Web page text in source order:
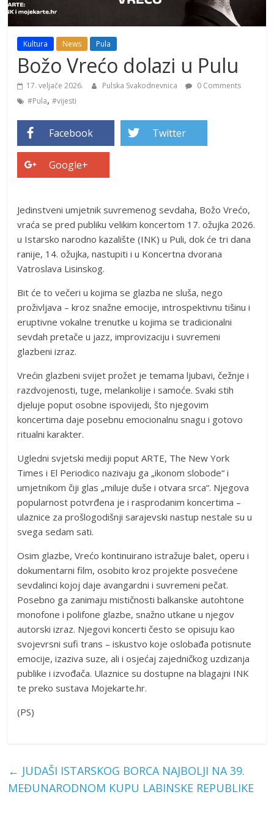
Kultura News Pula
Božo Vrećo dolazi u Pulu
17. veljače 2026. Pulska Svakodnevnica
0 Comments
#Pula,#vijesti
Facebook Twitter
Google+
Jedinstveni umjetnik suvremenog sevdaha, Božo Vrećo,
vraća se pred publiku velikim koncertom 17. ožujka 2026.
u Istarsko narodno kazalište (INK) u Puli, dok će tri dana
ranije, 14. ožujka, nastupiti i u Koncertna dvorana
Vatroslava Lisinskog.
Bit će to večeri u kojima se glazba ne sluša, nego
proživljava – kroz snažne emocije, introspektivnu tišinu i
eruptivne vokalne trenutke u kojima se tradicionalni
sevdah pretače u jazz, improvizaciju i suvremeni
glazbeni izraz.
Vrećin glazbeni svijet prožet je temama ljubavi, čežnje i
razdvojenosti, tuge, melankolije i samoće. Svaki stih
djeluje poput osobne ispovijedi, što njegovim
koncertima daje posebnu emocionalnu snagu i gotovo
ritualni karakter.
Ugledni svjetski mediji poput ARTE, The New York
Times i El Periodico nazivaju ga „ikonom slobode“ i
umjetnikom čiji glas „miluje duše i otvara srca“. Njegova
popularnost potvrđena je i rasprodanim koncertima –
ulaznice za prošlogodišnji sarajevski nastup nestale su u
svega sedam sati.
Osim glazbe, Vrećo kontinuirano istražuje balet, operu i
dokumentarni film, osobito kroz projekte posvećene
sevdalinci kojoj daje avangardni i suvremeni pečat.
Posebno ga zanimaju mističnosti balkanske autohtone
monofone i polifone glazbe, snažno utkane u njegov
autorski izraz. Njegovi koncerti često se opisuju kao
svojevrsni sufi trans – iskustvo koje oslobađa potisnute
emocije, izaziva suze, ali i osjećaj zajedničkog uzdizanja
publike i izvođača. Ulaznice su dostupne na blagajni INK
te preko sustava Mojekarte.hr.
(PS)
← JUDAŠI ISTARSKOG BORCA NAJBOLJI NA 39.
MEĐUNARODNOM KUPU LABINSKE REPUBLIKE